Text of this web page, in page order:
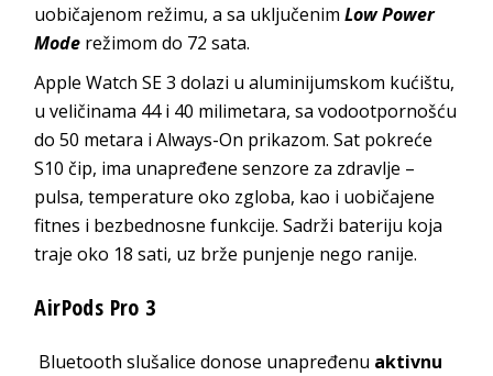
uobičajenom režimu, a sa uključenimLow Power
Mode režimom do 72 sata.
Apple Watch SE 3 dolazi u aluminijumskom kućištu,
u veličinama 44 i 40 milimetara, sa vodootpornošću
do 50 metara i Always-On prikazom. Sat pokreće
S10 čip, ima unapređene senzore za zdravlje –
pulsa, temperature oko zgloba, kao i uobičajene
fitnes i bezbednosne funkcije. Sadrži bateriju koja
traje oko 18 sati, uz brže punjenje nego ranije.
AirPods Pro 3
Bluetooth slušalice donose unapređenu aktivnu